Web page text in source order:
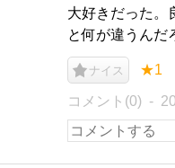
大好きだった。
と何が違うんだ
ナイス ★1
コメント(0)